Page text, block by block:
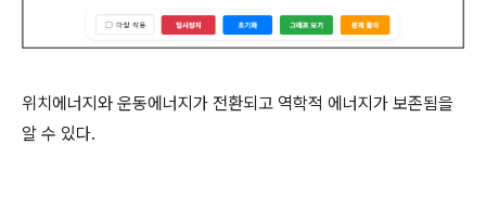
위치에너지와 운동에너지가 전환되고 역학적 에너지가 보존됨을
알 수 있다.